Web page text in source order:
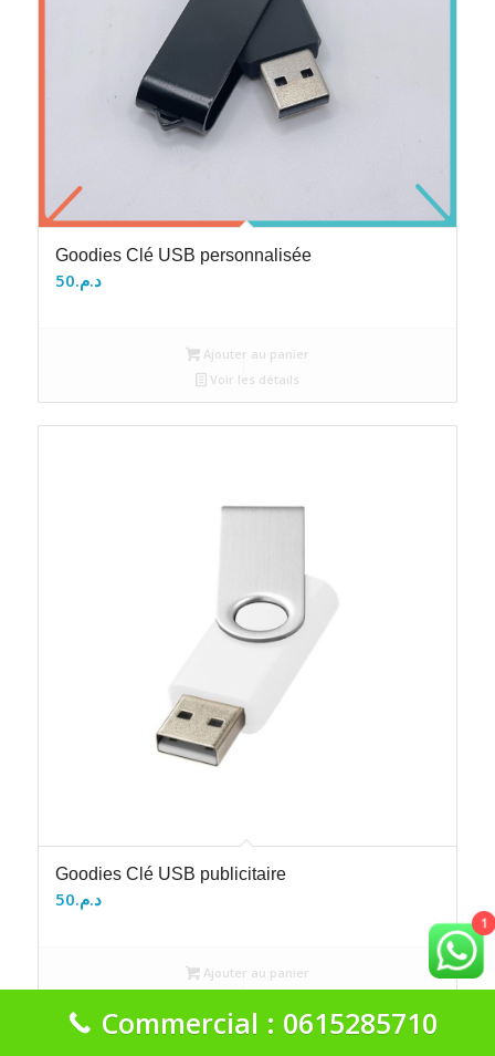
Goodies Clé USB personnalisée
د.م.50
Ajouter au panier
Voir les détails
Goodies Clé USB publicitaire
د.م.50
Ajouter au panier
1
Commercial : 0615285710